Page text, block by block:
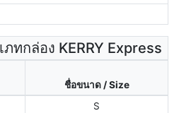
ทกล่อง KERRY Express
ชื่อขนาด / Size
S